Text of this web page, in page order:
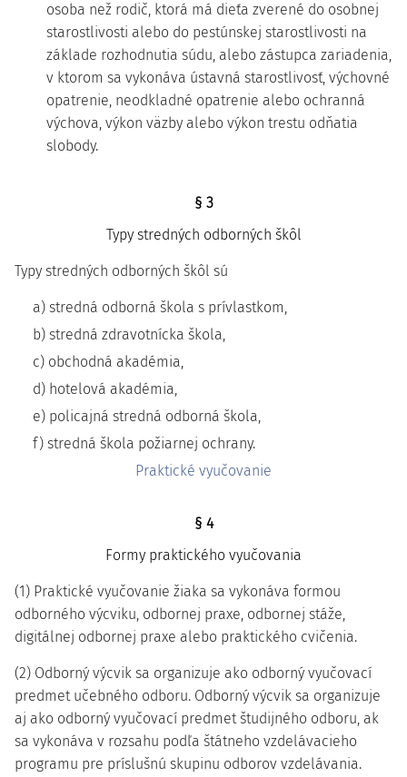
osoba než rodič, ktorá má dieťa zverené do osobnej
starostlivosti alebo do pestúnskej starostlivosti na
základe rozhodnutia súdu, alebo zástupca zariadenia,
v ktorom sa vykonáva ústavná starostlivosť, výchovné
opatrenie, neodkladné opatrenie alebo ochranná
výchova, výkon väzby alebo výkon trestu odňatia
slobody.
§ 3
Typy stredných odborných škôl
Typy stredných odborných škôl sú
a) stredná odborná škola s prívlastkom,
b) stredná zdravotnícka škola,
c) obchodná akadémia,
d) hotelová akadémia,
e) policajná stredná odborná škola,
f) stredná škola požiarnej ochrany.
Praktické vyučovanie
§ 4
Formy praktického vyučovania
(1) Praktické vyučovanie žiaka sa vykonáva formou
odborného výcviku, odbornej praxe, odbornej stáže,
digitálnej odbornej praxe alebo praktického cvičenia.
(2) Odborný výcvik sa organizuje ako odborný vyučovací
predmet učebného odboru. Odborný výcvik sa organizuje
aj ako odborný vyučovací predmet študijného odboru, ak
sa vykonáva v rozsahu podľa štátneho vzdelávacieho
programu pre príslušnú skupinu odborov vzdelávania.